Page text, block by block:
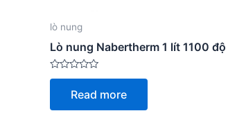
lò nung
Lò nung Nabertherm 1 lít 1100 độ
Rated
5
Read more